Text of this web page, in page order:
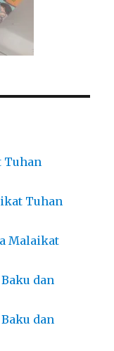
Tuhan
Tuhan
Malaikat
dan
dan